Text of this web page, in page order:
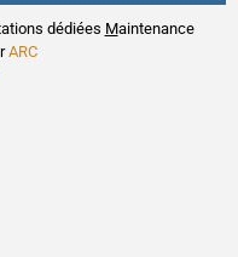
dédiées Maintenance
ARC